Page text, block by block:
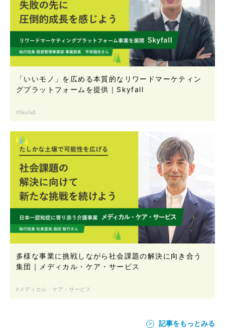
「いいモノ」を広める本質的なリワードマーケティン
グプラットフォームを提供｜Skyfall
Skyfall
多様な事業に挑戦しながら社会課題の解決に向き合う
集団｜メディカル・ケア・サービス
メディカル・ケア・サービス
記事をもっとみる